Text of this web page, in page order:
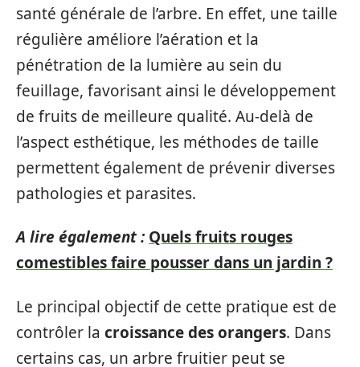
santé générale de l’arbre. En effet, une taille
régulière améliore l’aération et la
pénétration de la lumière au sein du
feuillage, favorisant ainsi le développement
de fruits de meilleure qualité. Au-delà de
l’aspect esthétique, les méthodes de taille
permettent également de prévenir diverses
pathologies et parasites.
A lire également : Quels fruits rouges
comestibles faire pousser dans un jardin ?
Le principal objectif de cette pratique est de
contrôler la croissance des orangers. Dans
certains cas, un arbre fruitier peut se